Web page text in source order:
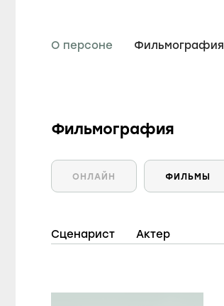
О персоне Фильмография
Фильмография
ОНЛАЙН ФИЛЬМЫ
Сценарист Актер